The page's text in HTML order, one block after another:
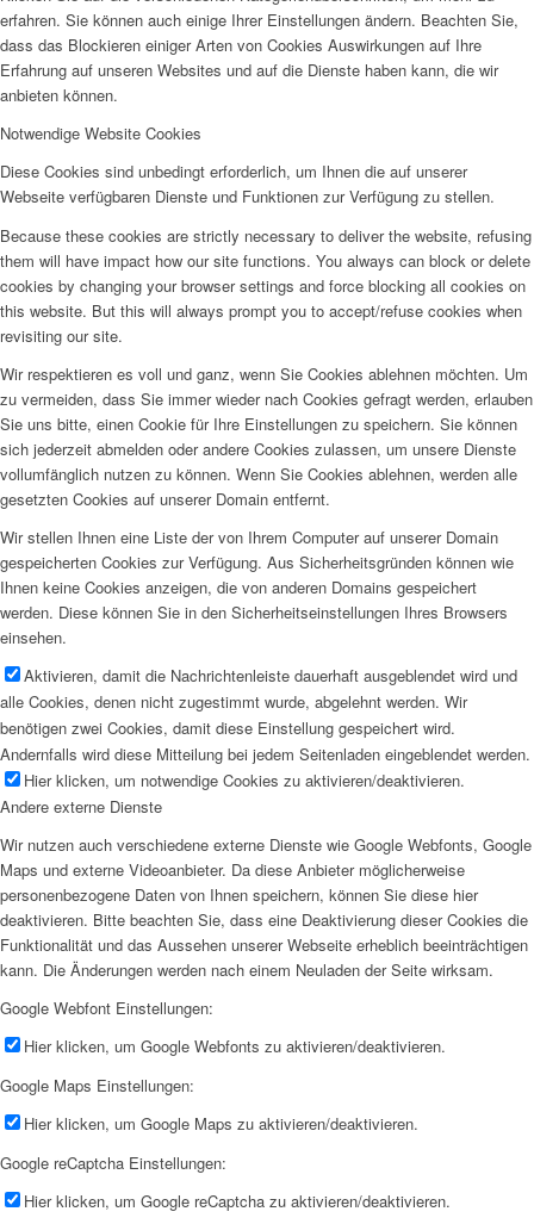
erfahren. Sie können auch einige Ihrer Einstellungen ändern. Beachten Sie,
dass das Blockieren einiger Arten von Cookies Auswirkungen auf Ihre
Erfahrung auf unseren Websites und auf die Dienste haben kann, die wir
anbieten können.
Notwendige Website Cookies
Diese Cookies sind unbedingt erforderlich, um Ihnen die auf unserer
Webseite verfügbaren Dienste und Funktionen zur Verfügung zu stellen.
Because these cookies are strictly necessary to deliver the website, refusing
them will have impact how our site functions. You always can block or delete
cookies by changing your browser settings and force blocking all cookies on
this website. But this will always prompt you to accept/refuse cookies when
revisiting our site.
Wir respektieren es voll und ganz, wenn Sie Cookies ablehnen möchten. Um
zu vermeiden, dass Sie immer wieder nach Cookies gefragt werden, erlauben
Sie uns bitte, einen Cookie für Ihre Einstellungen zu speichern. Sie können
sich jederzeit abmelden oder andere Cookies zulassen, um unsere Dienste
vollumfänglich nutzen zu können. Wenn Sie Cookies ablehnen, werden alle
gesetzten Cookies auf unserer Domain entfernt.
Wir stellen Ihnen eine Liste der von Ihrem Computer auf unserer Domain
gespeicherten Cookies zur Verfügung. Aus Sicherheitsgründen können wie
Ihnen keine Cookies anzeigen, die von anderen Domains gespeichert
werden. Diese können Sie in den Sicherheitseinstellungen Ihres Browsers
einsehen.
Aktivieren, damit die Nachrichtenleiste dauerhaft ausgeblendet wird und
alle Cookies, denen nicht zugestimmt wurde, abgelehnt werden. Wir
benötigen zwei Cookies, damit diese Einstellung gespeichert wird.
Andernfalls wird diese Mitteilung bei jedem Seitenladen eingeblendet werden.
Hier klicken, um notwendige Cookies zu aktivieren/deaktivieren.
Andere externe Dienste
Wir nutzen auch verschiedene externe Dienste wie Google Webfonts, Google
Maps und externe Videoanbieter. Da diese Anbieter möglicherweise
personenbezogene Daten von Ihnen speichern, können Sie diese hier
deaktivieren. Bitte beachten Sie, dass eine Deaktivierung dieser Cookies die
Funktionalität und das Aussehen unserer Webseite erheblich beeinträchtigen
kann. Die Änderungen werden nach einem Neuladen der Seite wirksam.
Google Webfont Einstellungen:
Hier klicken, um Google Webfonts zu aktivieren/deaktivieren.
Google Maps Einstellungen:
Hier klicken, um Google Maps zu aktivieren/deaktivieren.
Google reCaptcha Einstellungen:
Hier klicken, um Google reCaptcha zu aktivieren/deaktivieren.